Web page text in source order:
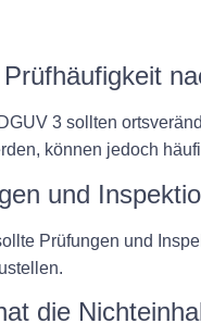
3 sollten
können jedoch
und
Prüfungen und
die